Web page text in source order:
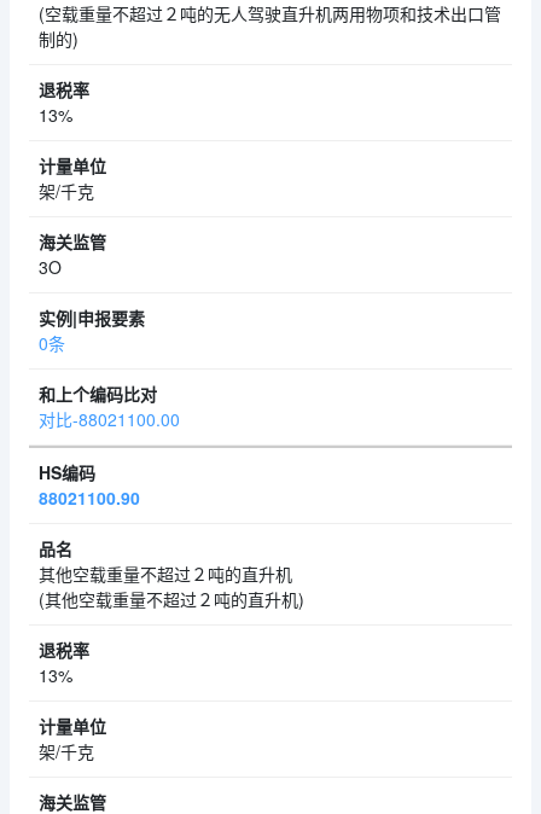
(空载重量不超过２吨的无人驾驶直升机两用物项和技术出口管
制的)
13%
架/千克
3O
0条
对比-88021100.00
88021100.90
其他空载重量不超过２吨的直升机
(其他空载重量不超过２吨的直升机)
13%
架/千克